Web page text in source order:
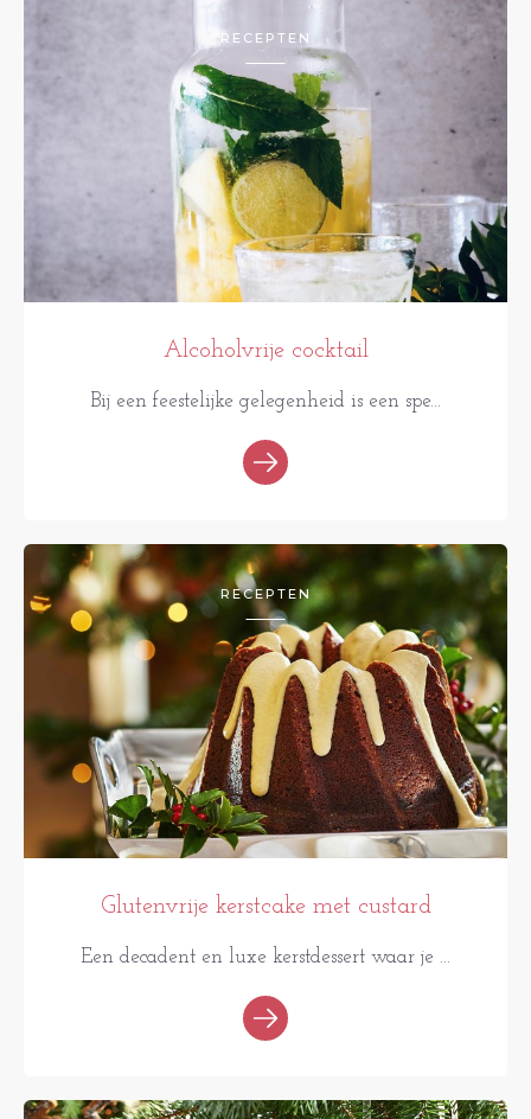
RECEPTEN
Alcoholvrije cocktail
Bij een feestelijke gelegenheid is een spe...
RECEPTEN
Glutenvrije kerstcake met custard
Een decadent en luxe kerstdessert waar je ...